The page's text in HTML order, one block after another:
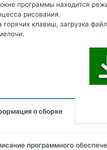
программы находится
рисования.
горячих клавиш, загрузка
о сборке
программного